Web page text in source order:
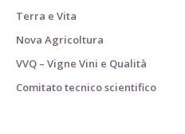
Terra e Vita
Nova Agricoltura
VVQ – Vigne Vini e Qualità
Comitato tecnico scientifico